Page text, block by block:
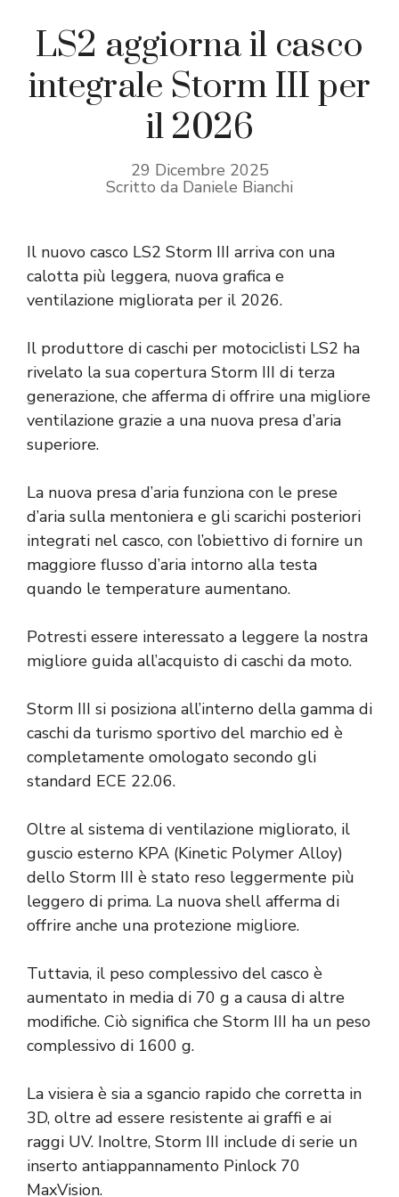
LS2 aggiorna il casco
integrale Storm III per
il 2026
29 Dicembre 2025
Scritto da Daniele Bianchi
Il nuovo casco LS2 Storm III arriva con una
calotta più leggera, nuova grafica e
ventilazione migliorata per il 2026.
Il produttore di caschi per motociclisti LS2 ha
rivelato la sua copertura Storm III di terza
generazione, che afferma di offrire una migliore
ventilazione grazie a una nuova presa d’aria
superiore.
La nuova presa d’aria funziona con le prese
d’aria sulla mentoniera e gli scarichi posteriori
integrati nel casco, con l’obiettivo di fornire un
maggiore flusso d’aria intorno alla testa
quando le temperature aumentano.
Potresti essere interessato a leggere la nostra
migliore guida all’acquisto di caschi da moto.
Storm III si posiziona all’interno della gamma di
caschi da turismo sportivo del marchio ed è
completamente omologato secondo gli
standard ECE 22.06.
Oltre al sistema di ventilazione migliorato, il
guscio esterno KPA (Kinetic Polymer Alloy)
dello Storm III è stato reso leggermente più
leggero di prima. La nuova shell afferma di
offrire anche una protezione migliore.
Tuttavia, il peso complessivo del casco è
aumentato in media di 70 g a causa di altre
modifiche. Ciò significa che Storm III ha un peso
complessivo di 1600 g.
La visiera è sia a sgancio rapido che corretta in
3D, oltre ad essere resistente ai graffi e ai
raggi UV. Inoltre, Storm III include di serie un
inserto antiappannamento Pinlock 70
MaxVision.